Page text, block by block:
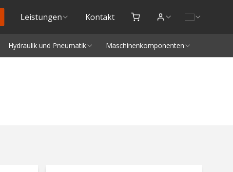
Leistungen Kontakt
Hydraulik und Pneumatik Maschinenkomponenten